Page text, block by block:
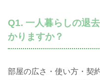
Q1. 一人暮らしの退
かりますか？
部屋の広さ・使い方・契